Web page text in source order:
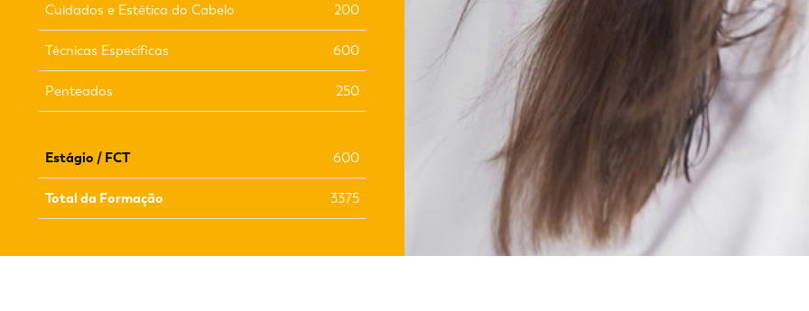
Cuidados e Estética do Cabelo 200
Técnicas Específicas 600
Penteados 250
Estágio / FCT 600
Total da Formação 3375